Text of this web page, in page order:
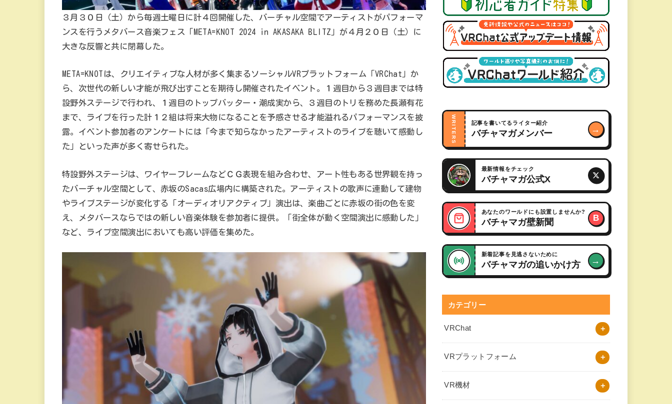
３月３０日（土）から毎週土曜日に計４回開催した、バーチャル空間でアーティストがパフォーマ
ンスを行うメタバース音楽フェス「META=KNOT 2024 in AKASAKA BLITZ」が４月２０日（土）に
大きな反響と共に閉幕した。
META=KNOTは、クリエイティブな人材が多く集まるソーシャルVRプラットフォーム「VRChat」か
ら、次世代の新しい才能が飛び出すことを期待し開催されたイベント。１週目から３週目までは特
設野外ステージで行われ、１週目のトップバッター・潮成実から、３週目のトリを務めた長瀬有花
まで、ライブを行った計１２組は将来大物になることを予感させる才能溢れるパフォーマンスを披
露。イベント参加者のアンケートには「今まで知らなかったアーティストのライブを聴いて感動し
た」といった声が多く寄せられた。
特設野外ステージは、ワイヤーフレームなどＣＧ表現を組み合わせ、アート性もある世界観を持っ
たバーチャル空間として、赤坂のSacas広場内に構築された。アーティストの歌声に連動して建物
やライブステージが変化する「オーディオリアクティブ」演出は、楽曲ごとに赤坂の街の色を変
え、メタバースならではの新しい音楽体験を参加者に提供。「街全体が動く空間演出に感動した」
など、ライブ空間演出においても高い評価を集めた。
WRITERS 記事を書いてるライター紹介
バチャマガメンバー →
最新情報をチェック
バチャマガ公式X
あなたのワールドにも設置しませんか?
バチャマガ壁新聞 B
新着記事を見逃さないために
バチャマガの追いかけ方 →
カテゴリー
VRChat
VRプラットフォーム
VR機材